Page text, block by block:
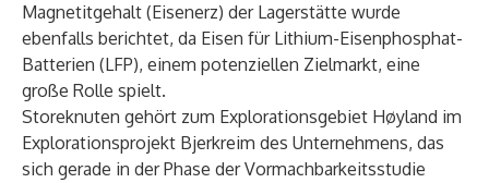
Magnetitgehalt (Eisenerz) der Lagerstätte wurde
ebenfalls berichtet, da Eisen für Lithium-Eisenphosphat-
Batterien (LFP), einem potenziellen Zielmarkt, eine
große Rolle spielt.
Storeknuten gehört zum Explorationsgebiet Høyland im
Explorationsprojekt Bjerkreim des Unternehmens, das
sich gerade in der Phase der Vormachbarkeitsstudie